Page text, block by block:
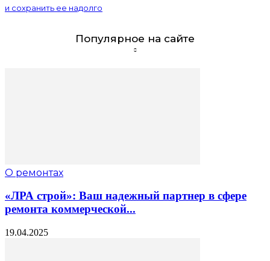
и сохранить ее надолго
Популярное на сайте
О ремонтах
«ЛРА строй»: Ваш надежный партнер в сфере
ремонта коммерческой...
19.04.2025